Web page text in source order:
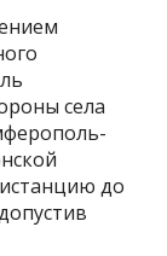
села
до